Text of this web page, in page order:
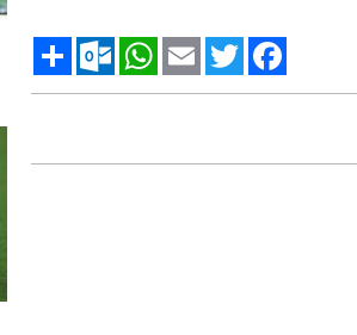
Facebook
Twitter
Email
WhatsApp
Outlook.com
Share